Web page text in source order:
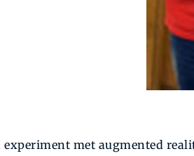
met augmented